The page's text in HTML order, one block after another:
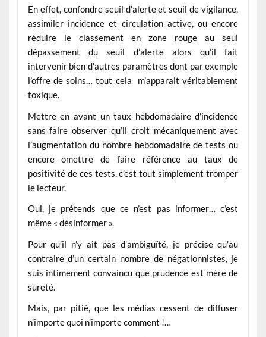
En effet, confondre seuil d’alerte et seuil de vigilance,
assimiler incidence et circulation active, ou encore
réduire le classement en zone rouge au seul
dépassement du seuil d’alerte alors qu’il fait
intervenir bien d’autres paramètres dont par exemple
l’offre de soins… tout cela m’apparait véritablement
toxique.
Mettre en avant un taux hebdomadaire d’incidence
sans faire observer qu’il croit mécaniquement avec
l’augmentation du nombre hebdomadaire de tests ou
encore omettre de faire référence au taux de
positivité de ces tests, c’est tout simplement tromper
le lecteur.
Oui, je prétends que ce n’est pas informer… c’est
même « désinformer ».
Pour qu’il n’y ait pas d’ambiguïté, je précise qu’au
contraire d’un certain nombre de négationnistes, je
suis intimement convaincu que prudence est mère de
sureté.
Mais, par pitié, que les médias cessent de diffuser
n’importe quoi n’importe comment !…